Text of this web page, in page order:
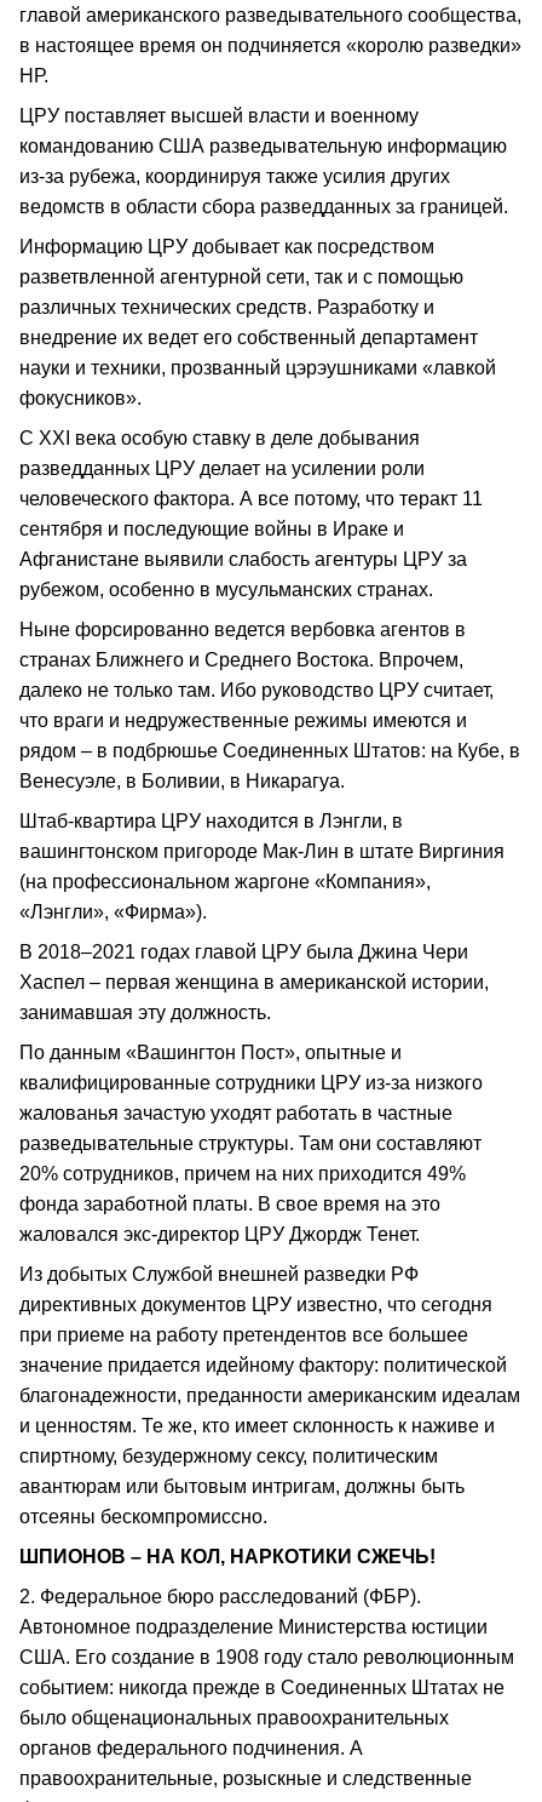
главой американского разведывательного сообщества,
в настоящее время он подчиняется «королю разведки»
НР.
ЦРУ поставляет высшей власти и военному
командованию США разведывательную информацию
из-за рубежа, координируя также усилия других
ведомств в области сбора разведданных за границей.
Информацию ЦРУ добывает как посредством
разветвленной агентурной сети, так и с помощью
различных технических средств. Разработку и
внедрение их ведет его собственный департамент
науки и техники, прозванный цэрэушниками «лавкой
фокусников».
С XXI века особую ставку в деле добывания
разведданных ЦРУ делает на усилении роли
человеческого фактора. А все потому, что теракт 11
сентября и последующие войны в Ираке и
Афганистане выявили слабость агентуры ЦРУ за
рубежом, особенно в мусульманских странах.
Ныне форсированно ведется вербовка агентов в
странах Ближнего и Среднего Востока. Впрочем,
далеко не только там. Ибо руководство ЦРУ считает,
что враги и недружественные режимы имеются и
рядом – в подбрюшье Соединенных Штатов: на Кубе, в
Венесуэле, в Боливии, в Никарагуа.
Штаб-квартира ЦРУ находится в Лэнгли, в
вашингтонском пригороде Мак-Лин в штате Виргиния
(на профессиональном жаргоне «Компания»,
«Лэнгли», «Фирма»).
В 2018–2021 годах главой ЦРУ была Джина Чери
Хаспел – первая женщина в американской истории,
занимавшая эту должность.
По данным «Вашингтон Пост», опытные и
квалифицированные сотрудники ЦРУ из-за низкого
жалованья зачастую уходят работать в частные
разведывательные структуры. Там они составляют
20% сотрудников, причем на них приходится 49%
фонда заработной платы. В свое время на это
жаловался экс-директор ЦРУ Джордж Тенет.
Из добытых Службой внешней разведки РФ
директивных документов ЦРУ известно, что сегодня
при приеме на работу претендентов все большее
значение придается идейному фактору: политической
благонадежности, преданности американским идеалам
и ценностям. Те же, кто имеет склонность к наживе и
спиртному, безудержному сексу, политическим
авантюрам или бытовым интригам, должны быть
отсеяны бескомпромиссно.
ШПИОНОВ – НА КОЛ, НАРКОТИКИ СЖЕЧЬ!
2. Федеральное бюро расследований (ФБР).
Автономное подразделение Министерства юстиции
США. Его создание в 1908 году стало революционным
событием: никогда прежде в Соединенных Штатах не
было общенациональных правоохранительных
органов федерального подчинения. А
правоохранительные, розыскные и следственные